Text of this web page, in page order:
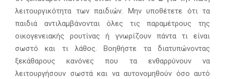
λειτουργικότητα των παιδιών. Μην υποθέτετε ότι τα
παιδιά αντιλαμβάνονται όλες τις παραμέτρους της
οικογενειακής ρουτίνας ή γνωρίζουν πάντα τι είναι
σωστό και τι λάθος. Βοηθήστε τα διατυπώνοντας
ξεκάθαρους κανόνες που τα ενθαρρύνουν να
λειτουργήσουν σωστά και να αυτονομηθούν όσο αυτό